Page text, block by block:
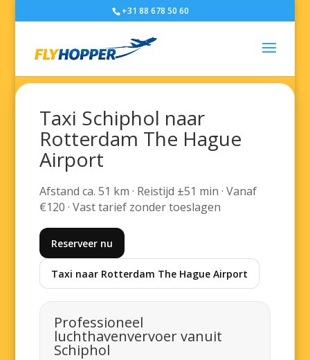
+31 88 678 50 60
Taxi Schiphol naar
Rotterdam The Hague
Airport
Afstand ca. 51 km · Reistijd ±51 min · Vanaf
€120 · Vast tarief zonder toeslagen
Reserveer nu
Taxi naar Rotterdam The Hague Airport
Professioneel
luchthavenvervoer vanuit
Schiphol